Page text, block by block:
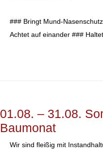
### Bringt Mund-
Achtet auf einander ###
01.08. – 31.08.
Baumonat
Wir sind fleißig mit